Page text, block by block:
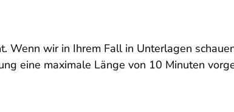
Wenn wir in Ihrem Fall in Unterlagen
eine maximale Länge von 10 Minuten